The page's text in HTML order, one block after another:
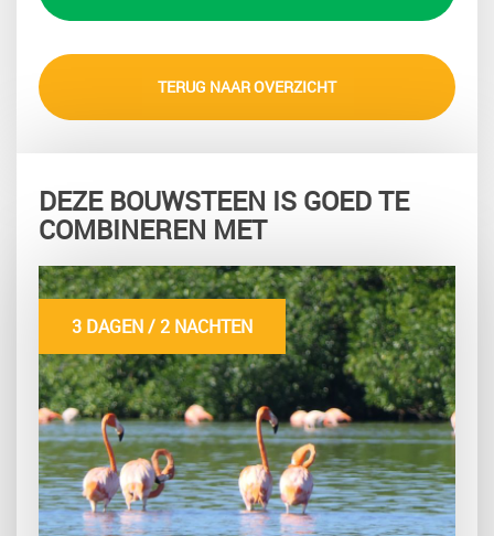
TERUG NAAR OVERZICHT
DEZE BOUWSTEEN IS GOED TE
COMBINEREN MET
3 DAGEN / 2 NACHTEN